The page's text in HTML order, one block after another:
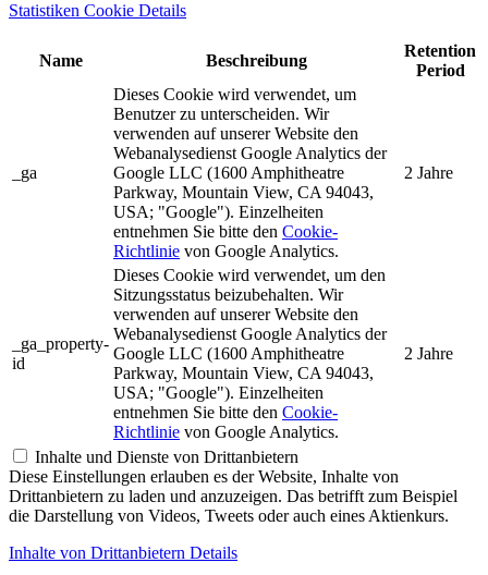
Statistiken Cookie Details
Name Beschreibung
Retention
Period
_ga
Dieses Cookie wird verwendet, um
Benutzer zu unterscheiden. Wir
verwenden auf unserer Website den
Webanalysedienst Google Analytics der
Google LLC (1600 Amphitheatre
Parkway, Mountain View, CA 94043,
USA; "Google"). Einzelheiten
entnehmen Sie bitte den Cookie-
Richtlinie von Google Analytics.
2 Jahre
_ga_property-
id
Dieses Cookie wird verwendet, um den
Sitzungsstatus beizubehalten. Wir
verwenden auf unserer Website den
Webanalysedienst Google Analytics der
Google LLC (1600 Amphitheatre
Parkway, Mountain View, CA 94043,
USA; "Google"). Einzelheiten
entnehmen Sie bitte den Cookie-
Richtlinie von Google Analytics.
2 Jahre
Inhalte und Dienste von Drittanbietern
Diese Einstellungen erlauben es der Website, Inhalte von
Drittanbietern zu laden und anzuzeigen. Das betrifft zum Beispiel
die Darstellung von Videos, Tweets oder auch eines Aktienkurs.
Inhalte von Drittanbietern Details